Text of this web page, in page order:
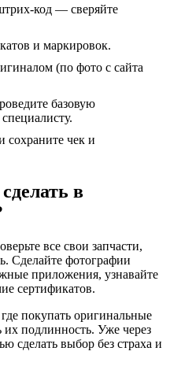
код — сверяйте
и маркировок.
(по фото с сайта
базовую
чек и
в
все свои запчасти,
Сделайте фотографии
приложения, узнавайте
сертификатов.
покупать оригинальные
их подлинность. Уже через
сделать выбор без страха и